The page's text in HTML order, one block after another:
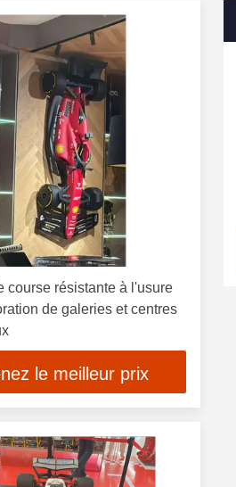
course résistante à l'usure
de galeries et centres
le meilleur prix